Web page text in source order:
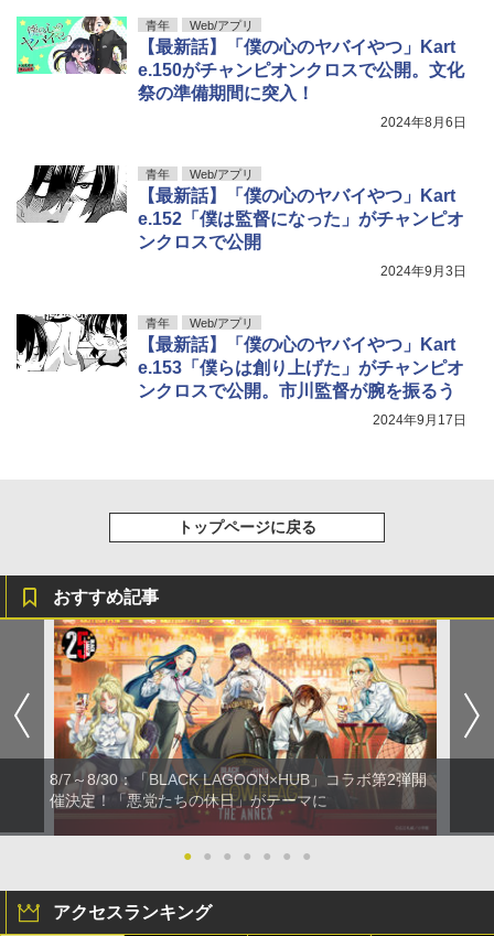
青年 Web/アプリ
【最新話】「僕の心のヤバイやつ」Kart
e.150がチャンピオンクロスで公開。文化
祭の準備期間に突入！
2024年8月6日
青年 Web/アプリ
【最新話】「僕の心のヤバイやつ」Kart
e.152「僕は監督になった」がチャンピオ
ンクロスで公開
2024年9月3日
青年 Web/アプリ
【最新話】「僕の心のヤバイやつ」Kart
e.153「僕らは創り上げた」がチャンピオ
ンクロスで公開。市川監督が腕を振るう
2024年9月17日
トップページに戻る
おすすめ記事
8/7～8/30：「BLACK LAGOON×HUB」コラボ第2弾開
催決定！「悪党たちの休日」がテーマに
● ● ● ● ● ● ●
アクセスランキング